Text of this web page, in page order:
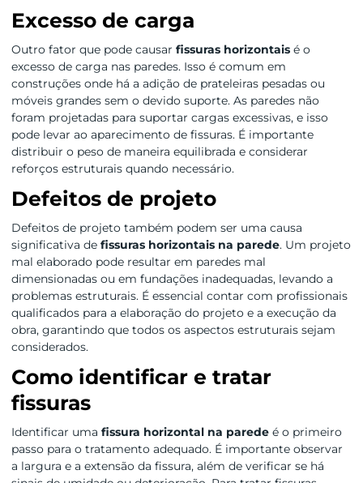
Excesso de carga
Outro fator que pode causar fissuras horizontaisé o
excesso de carga nas paredes. Isso é comum em
construções onde há a adição de prateleiras pesadas ou
móveis grandes sem o devido suporte. As paredes não
foram projetadas para suportar cargas excessivas, e isso
pode levar ao aparecimento de fissuras. É importante
distribuir o peso de maneira equilibrada e considerar
reforços estruturais quando necessário.
Defeitos de projeto
Defeitos de projeto também podem ser uma causa
significativa de fissuras horizontais na parede. Um projeto
mal elaborado pode resultar em paredes mal
dimensionadas ou em fundações inadequadas, levando a
problemas estruturais. É essencial contar com profissionais
qualificados para a elaboração do projeto e a execução da
obra, garantindo que todos os aspectos estruturais sejam
considerados.
Como identificar e tratar
fissuras
Identificar uma fissura horizontal na paredeé o primeiro
passo para o tratamento adequado. É importante observar
a largura e a extensão da fissura, além de verificar se há